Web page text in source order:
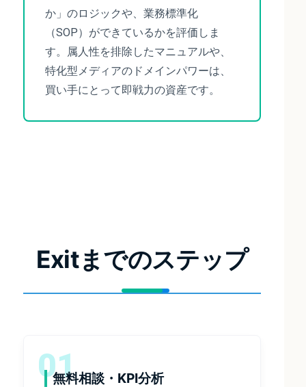
か」のロジックや、業務標準化
（SOP）ができているかを評価しま
す。属人性を排除したマニュアルや、
特化型メディアのドメインパワーは、
買い手にとって即戦力の資産です。
Exitまでのステップ
01
無料相談・KPI分析